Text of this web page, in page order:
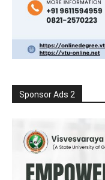
Sponsor Ads 2